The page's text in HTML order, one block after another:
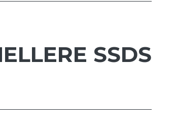
SSDS